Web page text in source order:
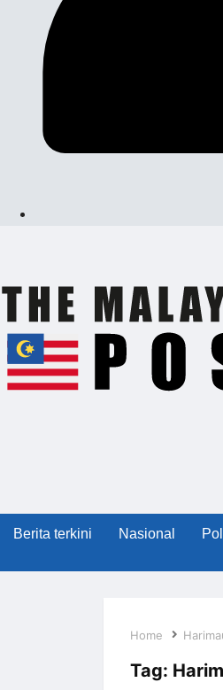
Berita terkini Nasional
Home
Tag: